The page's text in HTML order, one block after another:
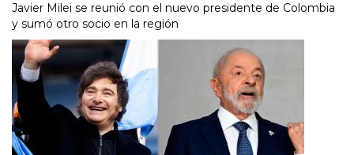
Javier Milei se reunió con el nuevo presidente de Colombia
y sumó otro socio en la región